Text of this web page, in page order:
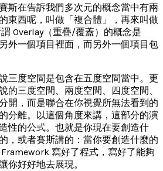
斯在告訴我們多次元的概念當中有兩
東西呢，叫做「複合體」，再來叫做
謂 Overlay（重疊/覆蓋）的概念是
外一個項目裡面，而另外一個項目包
三度空間是包含在五度空間當中。更
的三度空間、兩度空間、四度空間、
開，而是聯合在你視覺所無法看到的
分離。以這個角度來講，這部分的演
性的公式。也就是你現在要創造什
，或者賽斯講的：當你要創造什麼的
寫好了程式，寫好了能夠
你好好地去展現。